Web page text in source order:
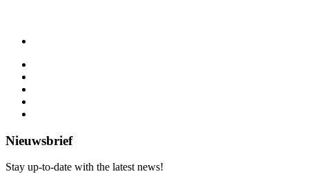
Nieuwsbrief
Stay up-to-date with the latest news!